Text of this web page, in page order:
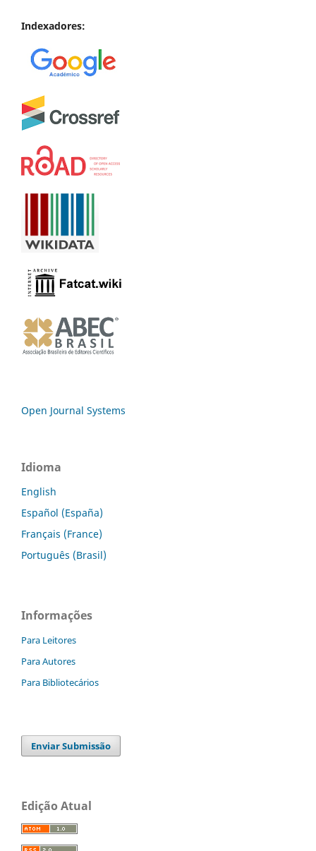
Indexadores:
Open Journal Systems
Idioma
English
Español (España)
Français (France)
Português (Brasil)
Informações
Para Leitores
Para Autores
Para Bibliotecários
Enviar Submissão
Edição Atual